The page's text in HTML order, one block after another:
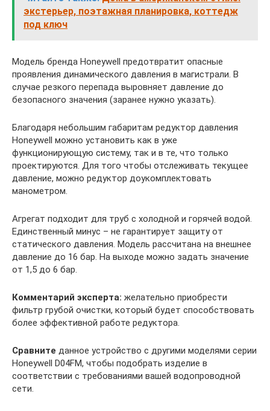
экстерьер, поэтажная планировка, коттедж
под ключ
Модель бренда Honeywell предотвратит опасные
проявления динамического давления в магистрали. В
случае резкого перепада выровняет давление до
безопасного значения (заранее нужно указать).
Благодаря небольшим габаритам редуктор давления
Honeywell можно установить как в уже
функционирующую систему, так и в те, что только
проектируются. Для того чтобы отслеживать текущее
давление, можно редуктор доукомплектовать
манометром.
Агрегат подходит для труб с холодной и горячей водой.
Единственный минус – не гарантирует защиту от
статического давления. Модель рассчитана на внешнее
давление до 16 бар. На выходе можно задать значение
от 1,5 до 6 бар.
Комментарий эксперта: желательно приобрести
фильтр грубой очистки, который будет способствовать
более эффективной работе редуктора.
Сравните данное устройство с другими моделями серии
Honeywell D04FM, чтобы подобрать изделие в
соответствии с требованиями вашей водопроводной
сети.